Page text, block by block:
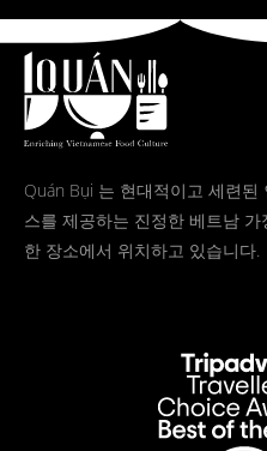
Quán Bụi 는 현대적이고 세련된
스를 제공하는 진정한 베트남
한 장소에서 위치하고 있습니다.